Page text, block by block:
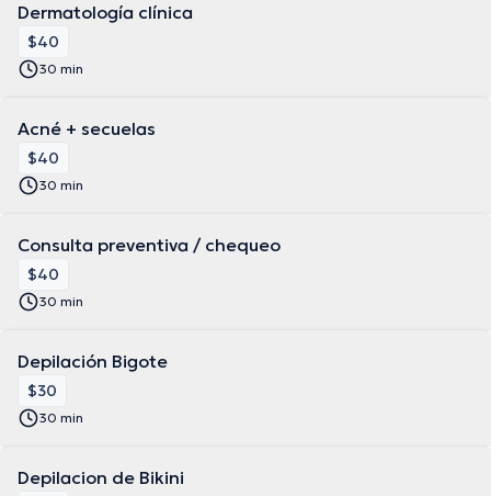
Dermatología clínica
$40
30 min
Acné + secuelas
$40
30 min
Consulta preventiva / chequeo
$40
30 min
Depilación Bigote
$30
30 min
Depilacion de Bikini